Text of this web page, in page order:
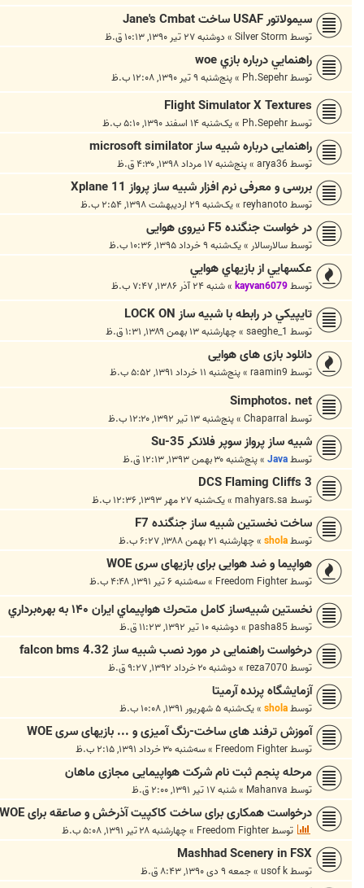
سيمولاتور USAF ساخت Jane's Cmbat
توسط Silver Storm
» دوشنبه ۲۷ تیر ۱۳۹۰, ۱۰:۱۳ ق.ظ
راهنمايي درباره بازي woe
توسطPh.Sepehr
»پنج‌شنبه ۹ تیر ۱۳۹۰, ۱۲:۰۸ ب.ظ
Flight Simulator X Textures
توسطPh.Sepehr
»یک‌شنبه ۱۴ اسفند ۱۳۹۰, ۵:۱۰ ب.ظ
راهنمایی درباره شبیه ساز microsoft similator
توسط arya36
»پنج‌شنبه ۱۷ مرداد ۱۳۹۸, ۴:۳۰ ق.ظ
بررسی و معرفی نرم افزار شبیه ساز پرواز Xplane 11
توسطreyhanoto
»یک‌شنبه ۲۹ اردیبهشت ۱۳۹۸, ۲:۵۴ ب.ظ
در خواست جنگنده F5 نیروی هوایی
توسطسالارسالار »یک‌شنبه ۹ خرداد ۱۳۹۵, ۱۰:۳۶ ب.ظ
عکسهايي از بازيهاي هوايي
توسطkayvan6079
»شنبه ۲۴ آذر ۱۳۸۶, ۷:۴۷ ب.ظ
تايپيكي در رابطه با شبيه ساز LOCK ON
توسط saeghe_1
»چهارشنبه ۱۳ بهمن ۱۳۸۹, ۱:۳۱ ق.ظ
دانلود بازی های هوایی
توسط raamin9
»پنج‌شنبه ۱۱ خرداد ۱۳۹۱, ۵:۵۲ ب.ظ
Simphotos. net
توسط Chaparral
»پنج‌شنبه ۱۳ تیر ۱۳۹۲, ۱۲:۲۰ ب.ظ
شبیه ساز پرواز سوپر فلانکر Su-35
توسطJava
»پنج‌شنبه ۳۰ بهمن ۱۳۹۳, ۱۲:۱۳ ق.ظ
DCS Flaming Cliffs 3
توسط mahyars.sa
»یک‌شنبه ۲۷ مهر ۱۳۹۳, ۱۲:۳۶ ب.ظ
ساخت نخستین شبیه ساز جنگنده F7
توسطshola
»چهارشنبه ۲۱ بهمن ۱۳۸۸, ۶:۲۷ ب.ظ
هواپیما و ضد هوایی برای بازیهای سری WOE
توسطFreedom Fighter
»سه‌شنبه ۶ تیر ۱۳۹۱, ۴:۴۸ ب.ظ
نخستين شبيه‌ساز كامل متحرك هواپيماي ايران ۱۴۰ به بهره‌برداري
توسطpasha85
» دوشنبه ۱۰ تیر ۱۳۹۲, ۱۱:۲۳ ق.ظ
درخواست راهنمایی در مورد نصب شبیه ساز falcon bms 4.32
توسط reza7070
» دوشنبه ۲۰ خرداد ۱۳۹۲, ۹:۲۷ ق.ظ
آزمایشگاه پرنده آرمیتا
توسطshola
»یک‌شنبه ۵ شهریور ۱۳۹۱, ۱۰:۰۸ ب.ظ
آموزش ترفند های ساخت-رنگ آمیزی و ... بازیهای سری WOE
توسطFreedom Fighter
»سه‌شنبه ۳۰ خرداد ۱۳۹۱, ۲:۱۵ ب.ظ
مرحله پنجم ثبت نام شرکت هواپیمایی مجازی ماهان
توسط Mahanva
»شنبه ۱۷ تیر ۱۳۹۱, ۲:۰۰ ق.ظ
درخواست همکاری برای ساخت کاکپیت آذرخش و صاعقه برای WOE
توسطFreedom Fighter
»چهارشنبه ۲۸ تیر ۱۳۹۱, ۵:۰۸ ب.ظ
Mashhad Scenery in FSX
توسطusof k
»جمعه ۹ دی ۱۳۹۰, ۸:۴۳ ق.ظ